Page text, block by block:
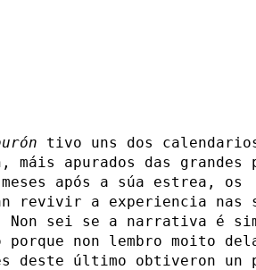
tivo uns dos
máis apurados das grandes
após a súa estrea, os
revivir a experiencia nas
Non sei se a narrativa é
non lembro moito
deste último obtiveron un